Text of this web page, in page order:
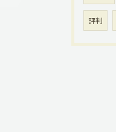
評判